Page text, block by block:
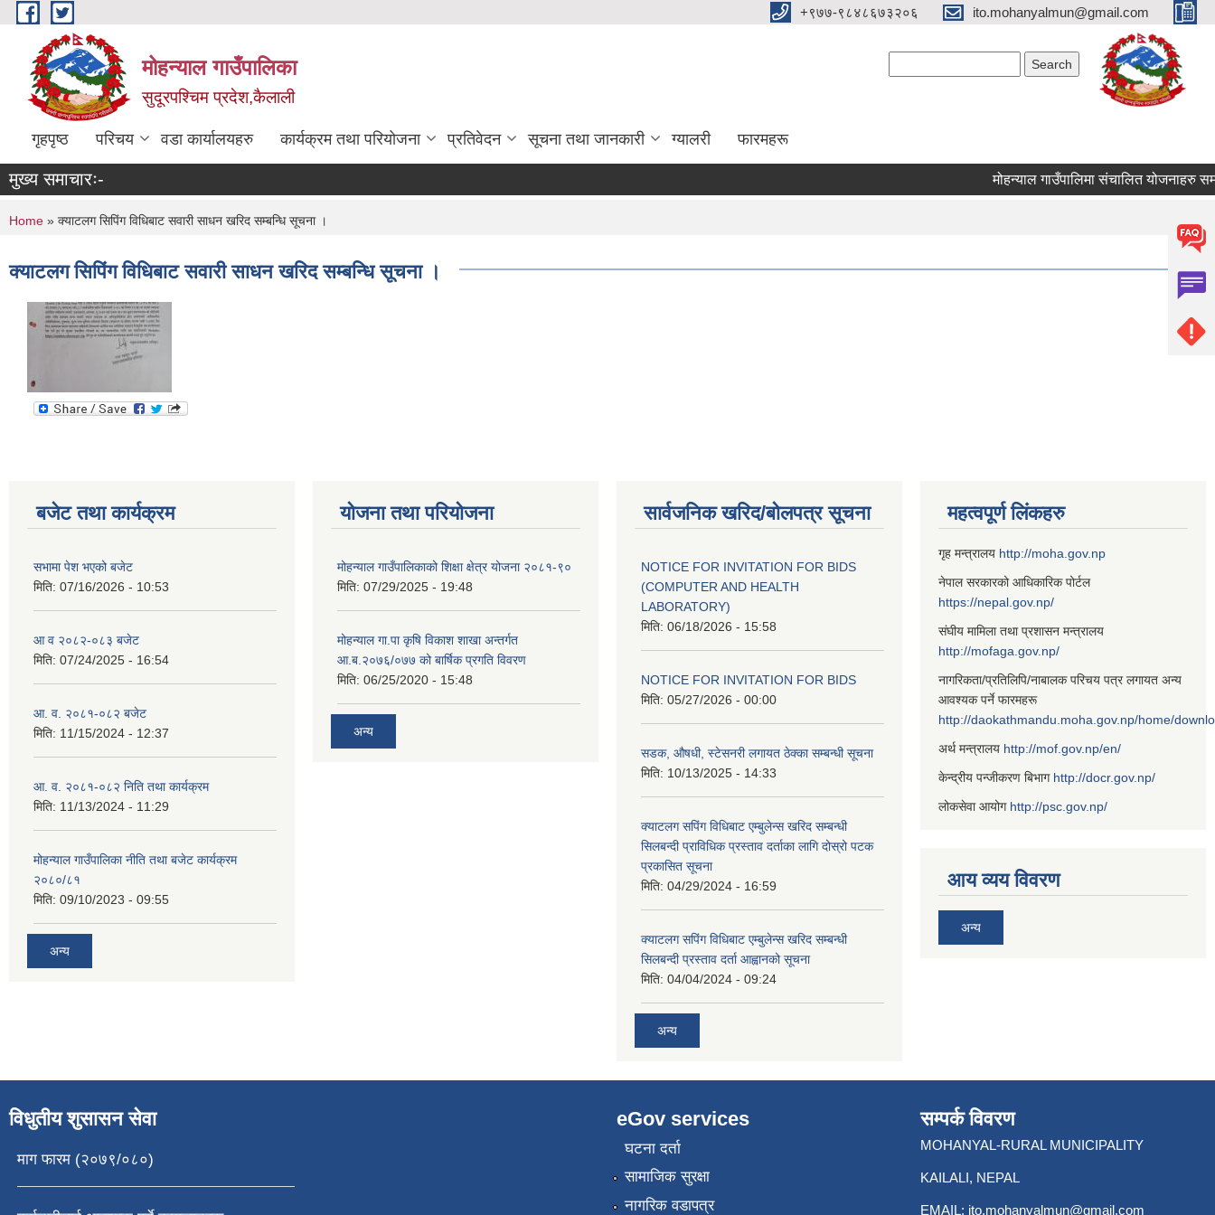
Skip to main content +९७७-९८४८६७३२०६ ito.mohanyalmun@gmail.com
मोहन्याल गाउँपालिका
सुदूरपश्चिम प्रदेश,कैलाली
गृहपृष्ठ परिचय वडा कार्यालयहरु कार्यक्रम तथा परियोजना प्रतिवेदन सूचना तथा जानकारी ग्यालरी फारमहरू
मुख्य समाचारः- मोहन्याल गाउँपालिमा संचालित योजनाहरु
You are here
Home » क्याटलग सिपिंग विधिबाट सवारी साधन खरिद सम्बन्धि सूचना ।
क्याटलग सिपिंग विधिबाट सवारी साधन खरिद सम्बन्धि सूचना ।
बजेट तथा कार्यक्रम
सभामा पेश भएको बजेट
मिति: 07/16/2026 - 10:53
आ व २०८२-०८३ बजेट
मिति: 07/24/2025 - 16:54
आ. व. २०८१-०८२ बजेट
मिति: 11/15/2024 - 12:37
आ. व. २०८१-०८२ निति तथा कार्यक्रम
मिति: 11/13/2024 - 11:29
मोहन्याल गाउँपालिका नीति तथा बजेट कार्यक्रम
२०८०/८१
मिति: 09/10/2023 - 09:55
अन्य
योजना तथा परियोजना
मोहन्याल गाउँपालिकाको शिक्षा क्षेत्र योजना २०८१-९०
मिति: 07/29/2025 - 19:48
मोहन्याल गा.पा कृषि विकाश शाखा अन्तर्गत
आ.ब.२०७६/०७७ को बार्षिक प्रगति विवरण
मिति: 06/25/2020 - 15:48
अन्य
सार्वजनिक खरिद/बोलपत्र सूचना
NOTICE FOR INVITATION FOR BIDS
(COMPUTER AND HEALTH
LABORATORY)
मिति: 06/18/2026 - 15:58
NOTICE FOR INVITATION FOR BIDS
मिति: 05/27/2026 - 00:00
सडक, औषधी, स्टेसनरी लगायत ठेक्का सम्बन्धी सूचना
मिति: 10/13/2025 - 14:33
क्याटलग सपिंग विधिबाट एम्बुलेन्स खरिद सम्बन्धी
सिलबन्दी प्राविधिक प्रस्ताव दर्ताका लागि दोस्रो पटक
प्रकासित सूचना
मिति: 04/29/2024 - 16:59
क्याटलग सपिंग विधिबाट एम्बुलेन्स खरिद सम्बन्धी
सिलबन्दी प्रस्ताव दर्ता आह्वानको सूचना
मिति: 04/04/2024 - 09:24
अन्य
महत्वपूर्ण लिंकहरु
गृह मन्त्रालय http://moha.gov.np
नेपाल सरकारको आधिकारिक पोर्टल
https://nepal.gov.np/
संघीय मामिला तथा प्रशासन मन्त्रालय
http://mofaga.gov.np/
नागरिकता/प्रतिलिपि/नाबालक परिचय पत्र लगायत अन्य
आवश्यक पर्ने फारमहरू
http://daokathmandu.moha.gov.np/home/
अर्थ मन्त्रालय http://mof.gov.np/en/
केन्द्रीय पन्जीकरण बिभाग http://docr.gov.np/
लोकसेवा आयोग http://psc.gov.np/
आय व्यय विवरण
अन्य
विधुतीय शुसासन सेवा
माग फारम (२०७९/०८०)
eGov services
घटना दर्ता
सामाजिक सुरक्षा
नागरिक वडापत्र
सम्पर्क विवरण
MOHANYAL-RURAL MUNICIPALITY
KAILALI, NEPAL
EMAIL: ito.mohanyalmun@gmail.com